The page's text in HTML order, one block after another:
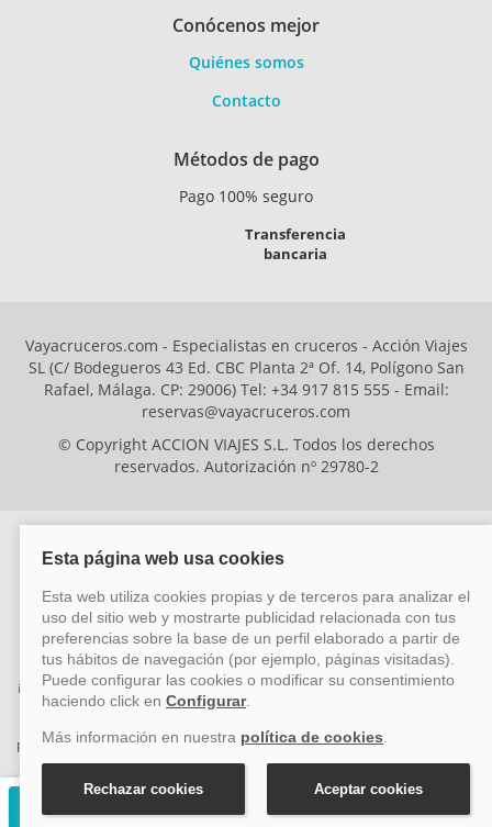
Conócenos mejor
Quiénes somos
Contacto
Métodos de pago
Pago 100% seguro
Transferencia
bancaria
Vayacruceros.com - Especialistas en cruceros - Acción Viajes
SL (C/ Bodegueros 43 Ed. CBC Planta 2ª Of. 14, Polígono San
Rafael, Málaga. CP: 29006) Tel: +34 917 815 555 - Email:
reservas@vayacruceros.com
© Copyright ACCION VIAJES S.L. Todos los derechos
reservados. Autorización nº 29780-2
ACCION VIAJES SL ha sido beneficiaria del Fondo Europeo de Desarrollo
Regional (FEDER), cuyo objetivo es mejorar la competitividad de las pymes
mediante el impulso de la innovación, el desarrollo tecnológico, la
investigación de calidad y el uso seguro y fiable del ciberespacio. Gracias a
esta financiación, la empresa ha puesto en marcha un Plan de Acción
promoviendo la innovación y la ciberseguridad. Para ello, ha contado con el
apoyo de los programas Pyme Innova y Pyme Cibersegura de la Cámara
de Comercio de Málaga. #EuropaSeSiente